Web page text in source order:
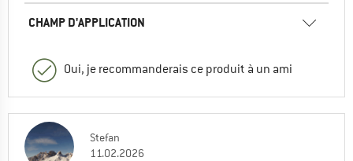
CHAMP D'APPLICATION
Oui, je recommanderais ce produit à un ami
Stefan
11.02.2026